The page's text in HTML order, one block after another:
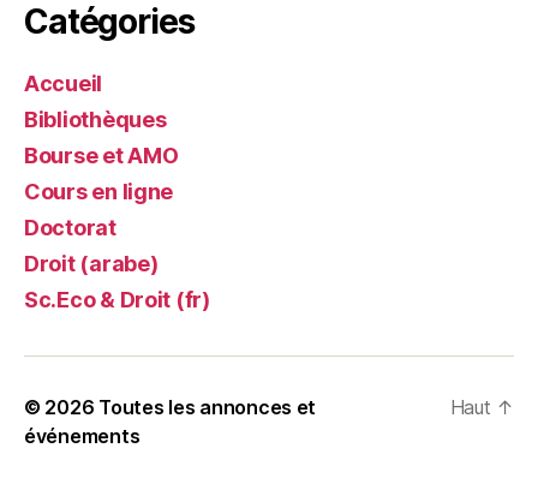
Catégories
Accueil
Bibliothèques
Bourse et AMO
Cours en ligne
Doctorat
Droit (arabe)
Sc.Eco & Droit (fr)
© 2026 Toutes les annonces et
événements
Haut ↑